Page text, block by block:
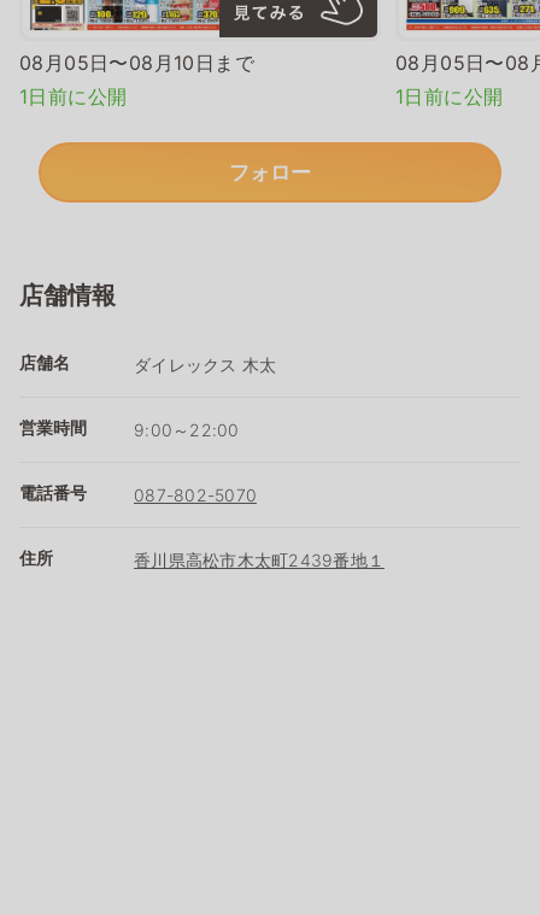
08月05日〜08月10日まで
1日前に公開
08月05日〜08
1日前に公開
フォロー
店舗情報
店舗名 ダイレックス 木太
営業時間 9:00～22:00
電話番号 087-802-5070
住所 香川県高松市木太町2439番地１